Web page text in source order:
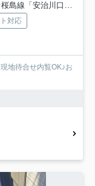
桜島線「安治川口」駅 徒歩23分
対応
地待合せ内覧OK♪お